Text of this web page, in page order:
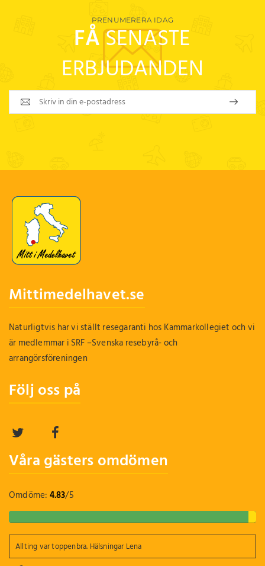
PRENUMERERA IDAG
FÅSENASTE
ERBJUDANDEN
Mittimedelhavet.se
Naturligtvis har vi ställt resegaranti hos Kammarkollegiet och vi
är medlemmar i SRF –Svenska resebyrå- och
arrangörsföreningen
Följ oss på
Våra gästers omdömen
Omdöme: 4.83/5
Allting var toppenbra. Hälsningar Lena